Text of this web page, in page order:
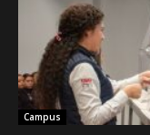
Campus